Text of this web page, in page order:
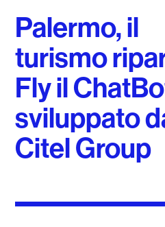
Palermo, il
turismo
Fly il
sviluppato
Citel Group